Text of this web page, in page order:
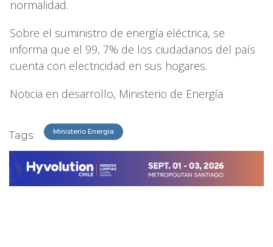
normalidad.
Sobre el suministro de energía eléctrica, se
informa que el 99, 7% de los ciudadanos del país
cuenta con electricidad en sus hogares.
Noticia en desarrollo, Ministerio de Energía
Tags: Ministerio Energía